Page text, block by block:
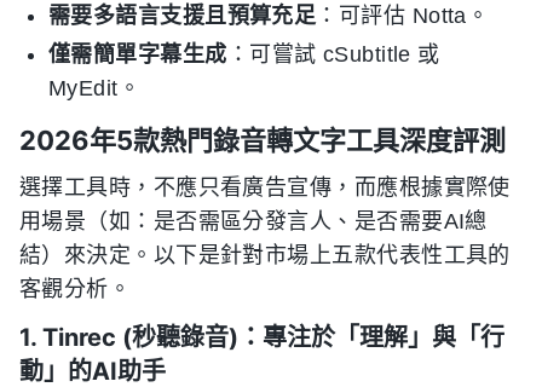
需要多語言支援且預算充足：可評估 Notta。
僅需簡單字幕生成 ：可嘗試 cSubtitle 或
MyEdit。
2026年5款熱門錄音轉文字工具深度評測
選擇工具時，不應只看廣告宣傳，而應根據實際使
用場景（如：是否需區分發言人、是否需要AI總
結）來決定。以下是針對市場上五款代表性工具的
客觀分析。
1. Tinrec (秒聽錄音)：專注於「理解」與「行
動」的AI助手